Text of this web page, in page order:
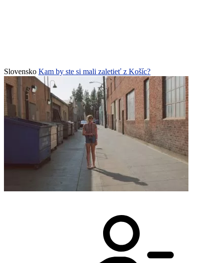
Slovensko Kam by ste si mali zaletieť z Košíc?